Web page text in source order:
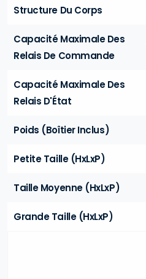
Structure Du Corps
Capacité Maximale Des
Relais De Commande
Capacité Maximale Des
Relais D'État
Poids (Boîtier Inclus)
Petite Taille (HxLxP)
Taille Moyenne (HxLxP)
Grande Taille (HxLxP)